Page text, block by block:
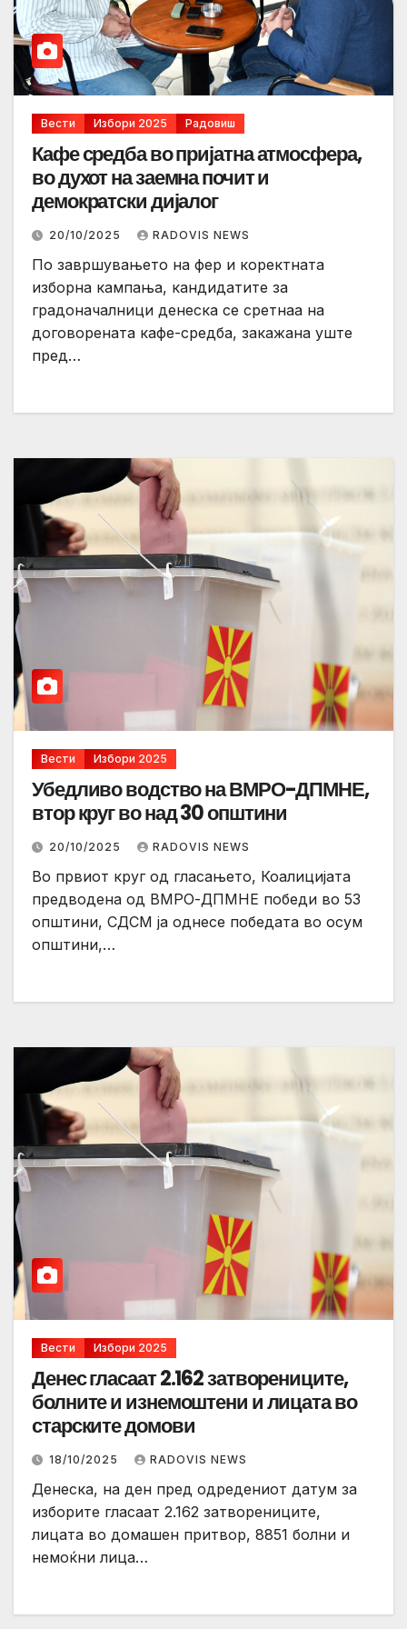
Вести Избори 2025 Радовиш
Кафе средба во пријатна атмосфера,
во духот на заемна почит и
демократски дијалог
20/10/2025 RADOVIS NEWS
По завршувањето на фер и коректната
изборна кампања, кандидатите за
градоначалници денеска се сретнаа на
договорената кафе-средба, закажана уште
пред…
Вести Избори 2025
Убедливо водство на ВМРО-ДПМНЕ,
втор круг во над 30 општини
20/10/2025 RADOVIS NEWS
Во првиот круг од гласањето, Коалицијата
предводена од ВМРО-ДПМНЕ победи во 53
општини, СДСМ ја однесе победата во осум
општини,…
Вести Избори 2025
Денес гласаат 2.162 затворениците,
болните и изнемоштени и лицата во
старските домови
18/10/2025 RADOVIS NEWS
Денеска, на ден пред одредениот датум за
изборите гласаат 2.162 затворениците,
лицата во домашен притвор, 8851 болни и
немоќни лица…